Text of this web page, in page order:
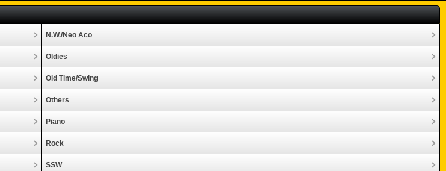
N.W./Neo Aco
Oldies
Old Time/Swing
Others
Piano
Rock
SSW